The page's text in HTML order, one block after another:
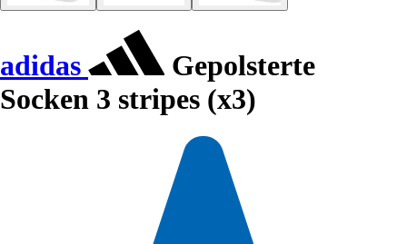
adidas
Gepolsterte
Socken 3 stripes (x3)